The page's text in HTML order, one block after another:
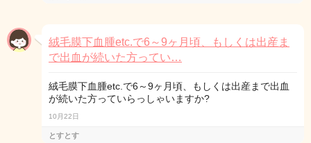
絨毛膜下血腫etc.で6～9ヶ月頃、もしくは出産ま
で出血が続いた方ってい…
絨毛膜下血腫etc.で6～9ヶ月頃、もしくは出産まで出血
が続いた方っていらっしゃいますか?
10月22日
とすとす